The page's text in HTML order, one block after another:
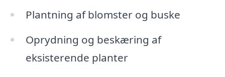
Plantning af blomster og buske
Oprydning og beskæring af
eksisterende planter